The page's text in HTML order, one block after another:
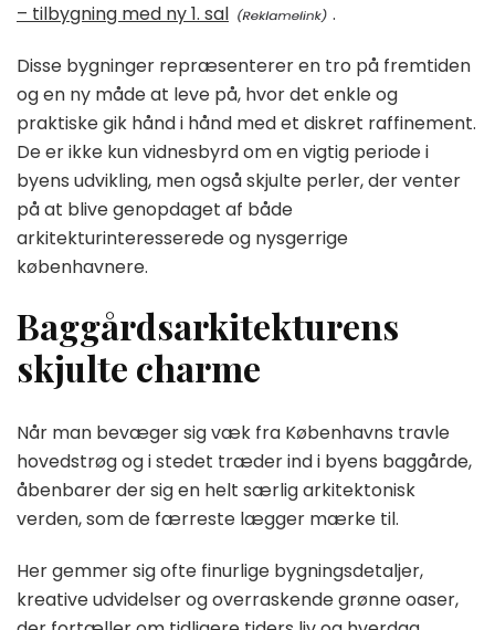
– tilbygning med ny 1. sal
.
Disse bygninger repræsenterer en tro på fremtiden
og en ny måde at leve på, hvor det enkle og
praktiske gik hånd i hånd med et diskret raffinement.
De er ikke kun vidnesbyrd om en vigtig periode i
byens udvikling, men også skjulte perler, der venter
på at blive genopdaget af både
arkitekturinteresserede og nysgerrige
københavnere.
Baggårdsarkitekturens
skjulte charme
Når man bevæger sig væk fra Københavns travle
hovedstrøg og i stedet træder ind i byens baggårde,
åbenbarer der sig en helt særlig arkitektonisk
verden, som de færreste lægger mærke til.
Her gemmer sig ofte finurlige bygningsdetaljer,
kreative udvidelser og overraskende grønne oaser,